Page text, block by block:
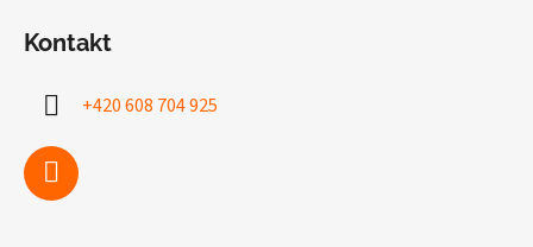
Kontakt
+420 608 704 925